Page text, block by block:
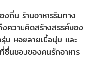
งถิ่น ร้านอาหารริมทาง
ความคิดสร้างสรรค์ของ
น หอยลายเนื้อนุ่ม และ
ชื่นชอบของคนรักอาหาร